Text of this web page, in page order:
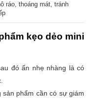
ráo, thoáng mát, tránh
kẹo dẻo mini
đó ấn nhẹ nhàng là có
phẩm cần có sự giám